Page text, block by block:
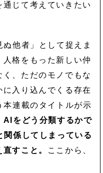
じて考えていきたい
他者」として捉えま
格をもった新しい仲
、ただのモノでもな
入り込んでくる存在
連載のタイトルが示
AIをどう分類するかで
係してしまっている
すこと。
ここから、